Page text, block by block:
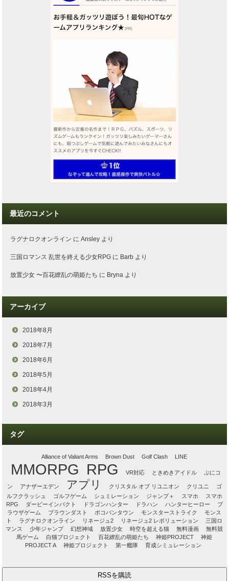
最近のコメント
ラグナロクオンライン にAnsley より
三国ロマンス 乱世を終える少女RPG に Barb より
放置少女 〜百花繚乱の萌姫たち に Bryna より
アーカイブ
2018年8月
2018年7月
2018年6月
2018年5月
2018年4月
2018年3月
タグ
Alliance of Valiant Arms Brown Dust Golf Clash LINE
MMORPG RPG VR対応 ときめきアイドル ぷにコ
ン アナザーエデン アプリ クリスタル オブ リユニオン クリユニ
ゴ
ルフクラッシュ
ゴルフゲーム シュミレーション ジャンプ＋ スマホ
スマホ
RPG
ダービーインパクト ドラゴンハンター ドラハン ハンターヒーロー
ブ
ラウザゲーム
ブラウンダスト ポコパンタウン モンスターストライク
モンス
ト
ラグナロクオンライン リネージュ2 リネージュ2 レボリューション
三国ロ
マンス
少年ジャンプ 幻想神域 放置少女 時空を超える猫 無料漫画
無料競
馬ゲーム
白猫プロジェクト 百花繚乱の萌姫たち 神姫PROJECT
神姫
PROJECT A
神姫プロジェクト 第一艦隊 育成シミュレーション